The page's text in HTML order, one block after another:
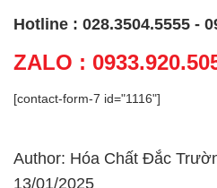
Hotline : 028.3504.5555 -
ZALO :
[contact-form-7 id="1116"]
Author: Hóa Chất Đắc
13/01/2025